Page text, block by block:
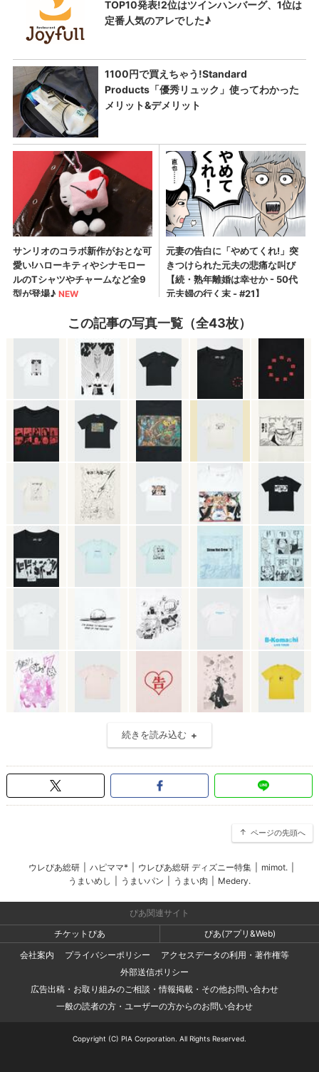
この記事の写真一覧（全43枚）
続きを読み込む
ページの先頭へ
ウレぴあ総研 ハピママ* ウレぴあ総研 ディズニー特集 mimot.
うまいめし
うまいパン うまい肉 Medery.
ぴあ関連サイト
チケットぴあ
ぴあ(アプリ&Web)
会社案内
プライバシーポリシー
アクセスデータの利用・著作権等
外部送信ポリシー
広告出稿・お取り組みのご相談・情報掲載・その他お問い合わせ
一般の読者の方・ユーザーの方からのお問い合わせ
Copyright (C) PIA Corporation. All Rights Reserved.